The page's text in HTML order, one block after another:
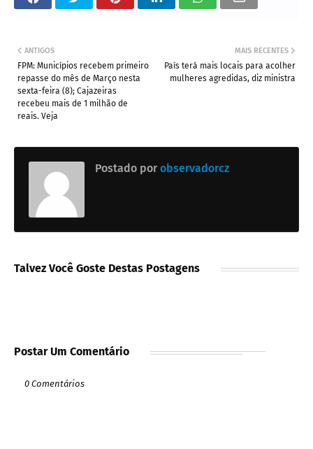
MAIS RECENTES
País terá mais locais para acolher
mulheres agredidas, diz ministra
ANTIGOS
FPM: Municípios recebem primeiro
repasse do mês de Março nesta
sexta-feira (8); Cajazeiras
recebeu mais de 1 milhão de
reais. Veja
Postado por observadorcz
Talvez Você Goste Destas Postagens
Postar Um Comentário
0 Comentários